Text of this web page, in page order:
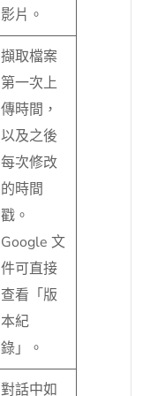
影片。
擷取檔案
第一次上
傳時間，
以及之後
每次修改
的時間
戳。
Google 文
件可直接
查看「版
本紀
錄」。
對話中如